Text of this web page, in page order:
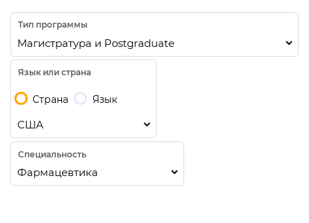
Тип программы
Язык или страна
Страна Язык
Специальность